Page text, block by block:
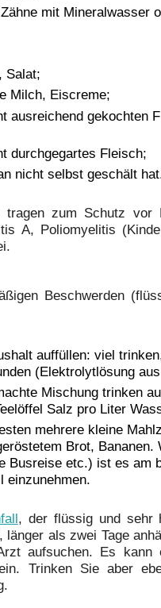
mit Mineralwasser
Salat;
Milch, Eiscreme;
ausreichend gekochten
durchgegartes Fleisch;
nicht selbst geschält
tragen zum Schutz vor
A, Poliomyelitis
Beschwerden
auffüllen: viel
(Elektrolytlösung
Mischung trinken
Salz pro Liter
mehrere kleine
Brot, Bananen.
Busreise etc.) ist es am
einzunehmen.
, der flüssig und sehr
länger als zwei Tage
aufsuchen. Es kann
Trinken Sie aber